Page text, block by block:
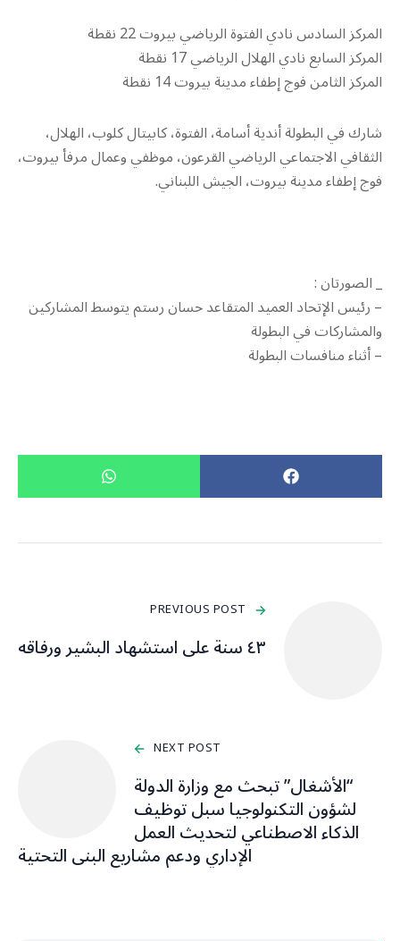
المركز السادس نادي الفتوة الرياضي بيروت 22 نقطة
المركز السابع نادي الهلال الرياضي 17 نقطة
المركز الثامن فوج إطفاء مدينة بيروت 14 نقطة
شارك في البطولة أندية أسامة، الفتوة، كابيتال كلوب، الهلال،
الثقافي الاجتماعي الرياضي القرعون، موظفي وعمال مرفأ بيروت،
فوج إطفاء مدينة بيروت، الجيش اللبناني.
_ الصورتان :
– رئيس الإتحاد العميد المتقاعد حسان رستم يتوسط المشاركين
والمشاركات في البطولة
– أثناء منافسات البطولة
PREVIOUS POST
٤٣ سنة على استشهاد البشير ورفاقه
NEXT POST
“الأشغال” تبحث مع وزارة الدولة
لشؤون التكنولوجيا سبل توظيف
الذكاء الاصطناعي لتحديث العمل
الإداري ودعم مشاريع البنى التحتية